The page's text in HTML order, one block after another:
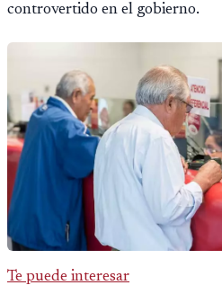
controvertido en el gobierno.
Te puede interesar